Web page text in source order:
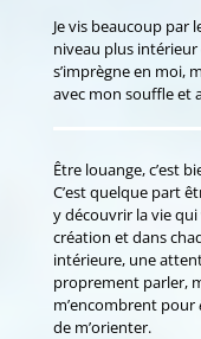
Je vis beaucoup par
niveau plus intérieur
s’imprègne en moi,
avec mon souffle et
Être louange, c’est
C’est quelque part
y découvrir la vie
création et dans
intérieure, une
proprement parler,
m’encombrent pour
de m’orienter.